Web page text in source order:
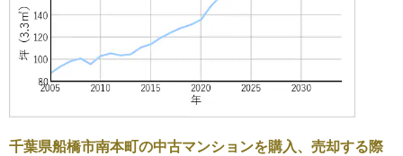
千葉県船橋市南本町の中古マンションを購入、売却する際